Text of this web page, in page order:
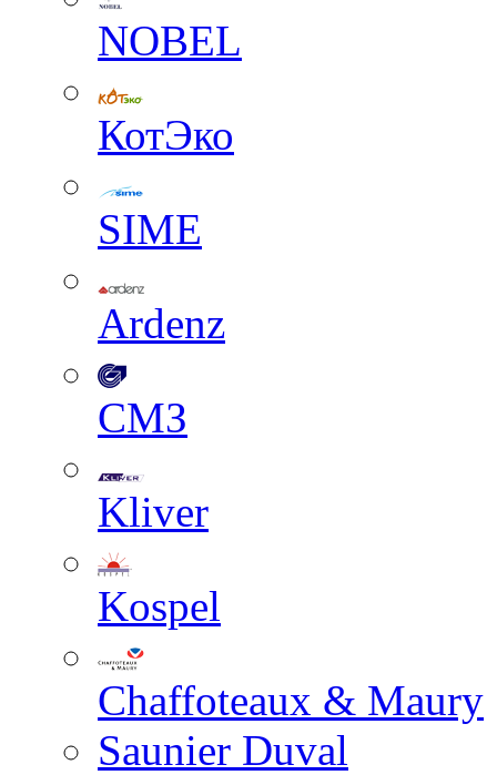
NOBEL
КотЭко
SIME
Ardenz
СМЗ
Kliver
Kospel
Chaffoteaux & Maury
Saunier Duval